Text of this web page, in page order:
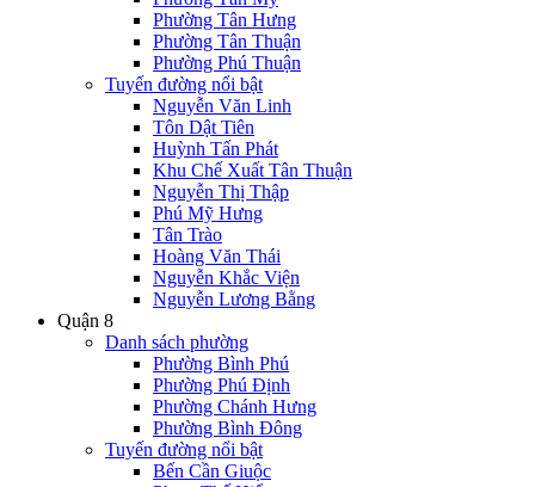
Phường Tân Hưng
Phường Tân Thuận
Phường Phú Thuận
Tuyến đường nổi bật
Nguyễn Văn Linh
Tôn Dật Tiên
Huỳnh Tấn Phát
Khu Chế Xuất Tân Thuận
Nguyễn Thị Thập
Phú Mỹ Hưng
Tân Trào
Hoàng Văn Thái
Nguyễn Khắc Viện
Nguyễn Lương Bằng
Quận 8
Danh sách phường
Phường Bình Phú
Phường Phú Định
Phường Chánh Hưng
Phường Bình Đông
Tuyến đường nổi bật
Bến Cần Giuộc